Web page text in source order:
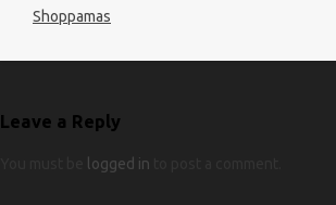
Shoppamas
Leave a Reply
logged in